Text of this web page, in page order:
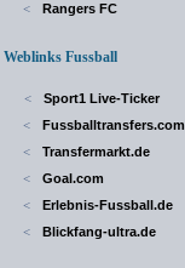
< Rangers FC
Weblinks Fussball
< Sport1 Live-Ticker
< Fussballtransfers.com
< Transfermarkt.de
< Goal.com
< Erlebnis-Fussball.de
< Blickfang-ultra.de